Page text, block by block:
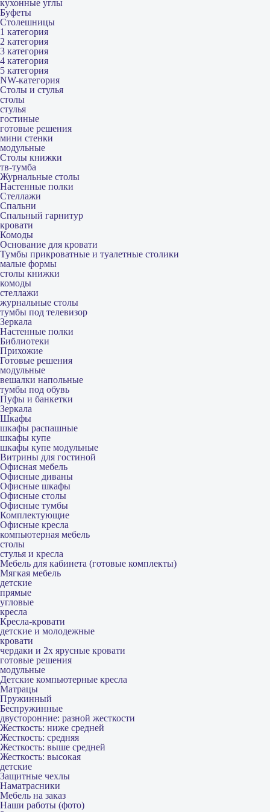
кухонные углы
Буфеты
Столешницы
1 категория
2 категория
3 категория
4 категория
5 категория
NW-категория
Столы и стулья
столы
стулья
гостиные
готовые решения
мини стенки
модульные
Столы книжки
тв-тумба
Журнальные столы
Настенные полки
Стеллажи
Спальни
Спальный гарнитур
кровати
Комоды
Основание для кровати
Тумбы прикроватные и туалетные столики
малые формы
столы книжки
комоды
стеллажи
журнальные столы
тумбы под телевизор
Зеркала
Настенные полки
Библиотеки
Прихожие
Готовые решения
модульные
вешалки напольные
тумбы под обувь
Пуфы и банкетки
Зеркала
Шкафы
шкафы распашные
шкафы купе
шкафы купе модульные
Витрины для гостиной
Офисная мебель
Офисные диваны
Офисные шкафы
Офисные столы
Офисные тумбы
Комплектующие
Офисные кресла
компьютерная мебель
столы
стулья и кресла
Мебель для кабинета (готовые комплекты)
Мягкая мебель
детские
прямые
угловые
кресла
Кресла-кровати
детские и молодежные
кровати
чердаки и 2х ярусные кровати
готовые решения
модульные
Детские компьютерные кресла
Матрацы
Пружинный
Беспружинные
двусторонние: разной жесткости
Жесткость: ниже средней
Жесткость: средняя
Жесткость: выше средней
Жесткость: высокая
детские
Защитные чехлы
Наматрасники
Мебель на заказ
Наши работы (фото)